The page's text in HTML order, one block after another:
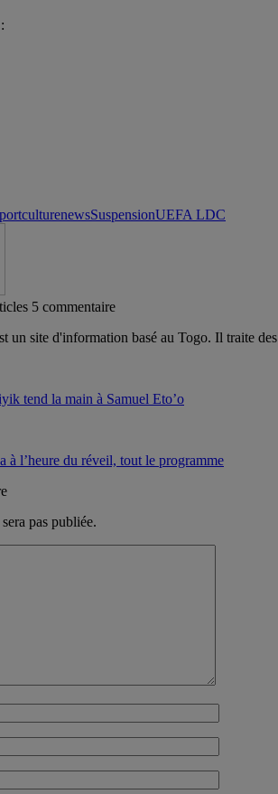
SuspensionUEFA LDC
5 commentaire
un site d'information basé au Togo. Il traite
tend la main à Samuel Eto’o
à l’heure du réveil, tout le programme
pas publiée.